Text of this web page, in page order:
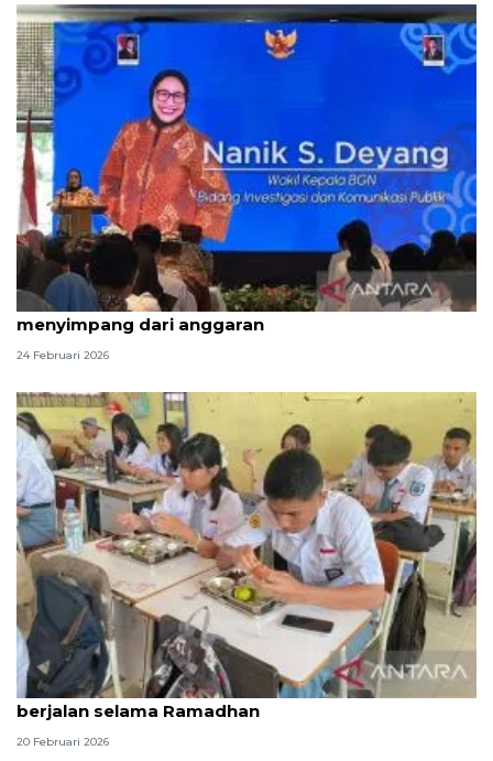
BGN tanggapi menu MBG Ramadhan yang
menyimpang dari anggaran
24 Februari 2026
KPPG Palu pastikan program MBG di Sigi tetap
berjalan selama Ramadhan
20 Februari 2026